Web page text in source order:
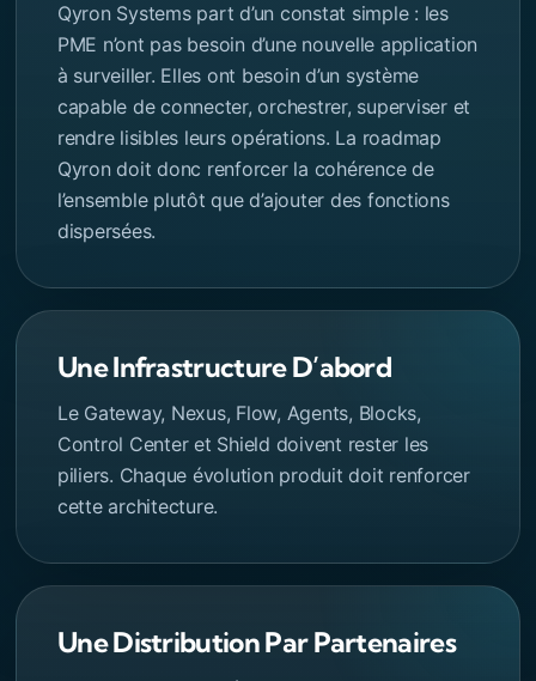
Qyron Systems part d’un constat simple : les
PME n’ont pas besoin d’une nouvelle application
à surveiller. Elles ont besoin d’un système
capable de connecter, orchestrer, superviser et
rendre lisibles leurs opérations. La roadmap
Qyron doit donc renforcer la cohérence de
l’ensemble plutôt que d’ajouter des fonctions
dispersées.
Une Infrastructure D’abord
Le Gateway, Nexus, Flow, Agents, Blocks,
Control Center et Shield doivent rester les
piliers. Chaque évolution produit doit renforcer
cette architecture.
Une Distribution Par Partenaires